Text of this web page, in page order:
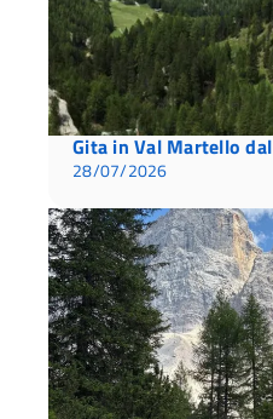
Gita in Val Martello
28/07/2026